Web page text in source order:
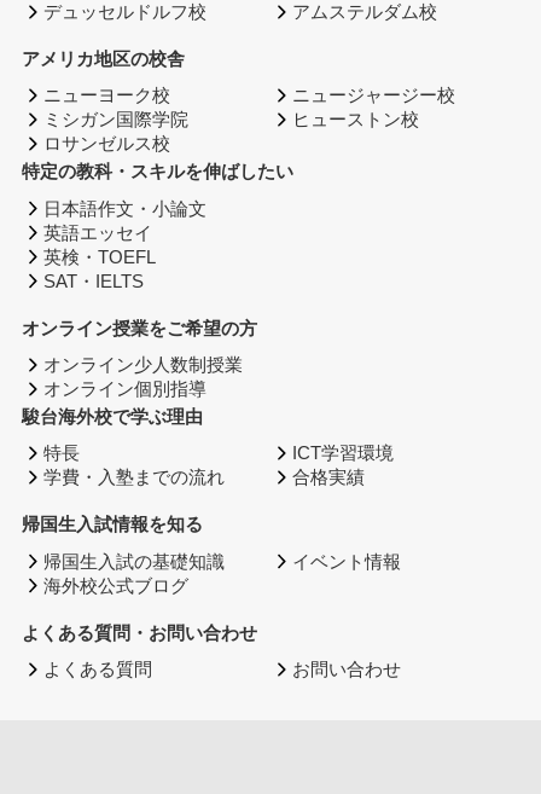
デュッセルドルフ校
アムステルダム校
アメリカ地区の校舎
ニューヨーク校
ミシガン国際学院
ロサンゼルス校
ニュージャージー校
ヒューストン校
特定の教科・スキルを伸ばしたい
日本語作文・小論文
英語エッセイ
英検・TOEFL
SAT・IELTS
オンライン授業をご希望の方
オンライン少人数制授業
オンライン個別指導
駿台海外校で学ぶ理由
特長
学費・入塾までの流れ
ICT学習環境
合格実績
帰国生入試情報を知る
帰国生入試の基礎知識
海外校公式ブログ
イベント情報
よくある質問・お問い合わせ
よくある質問
お問い合わせ